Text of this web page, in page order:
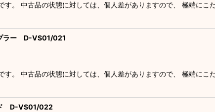
。 中古品の状態に対しては、個人差がありますので、 極端に
プラー D-VS01/021
。 中古品の状態に対しては、個人差がありますので、 極端に
ド D-VS01/022